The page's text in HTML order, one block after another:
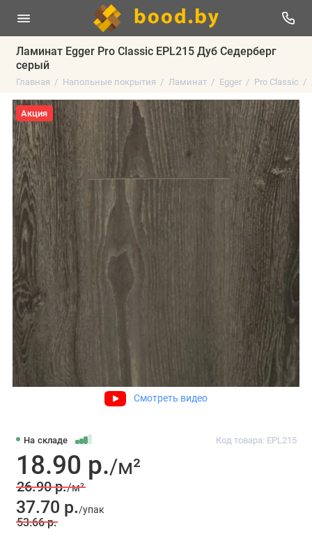
Ламинат Egger Pro Classic EPL215 Дуб Седерберг
серый
Главная Напольные покрытия Ламинат Egger Pro Classic
Акция
Смотреть видео
На складе Код товара: EPL215
18.90 р./м²
26.90 р./м²
37.70 р./упак
53.66 р.